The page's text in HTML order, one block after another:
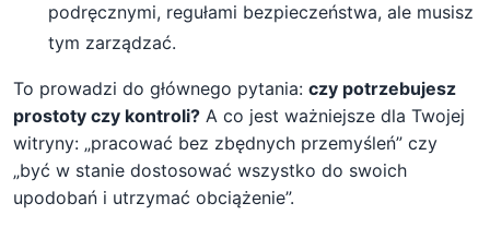
podręcznymi, regułami bezpieczeństwa, ale musisz
tym zarządzać.
To prowadzi do głównego pytania: czy potrzebujesz
prostoty czy kontroli? A co jest ważniejsze dla Twojej
witryny: „pracować bez zbędnych przemyśleń” czy
„być w stanie dostosować wszystko do swoich
upodobań i utrzymać obciążenie”.